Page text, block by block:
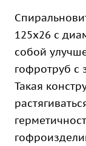
125х26 с
собой
гофротруб с
Такая